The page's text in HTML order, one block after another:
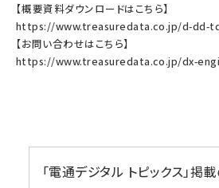
【概要資料ダウンロードはこちら】
https://www.treasuredata.co.jp/d-dd-
【お問い合わせはこちら】
https://www.treasuredata.co.jp/dx-
「電通デジタル トピックス」掲